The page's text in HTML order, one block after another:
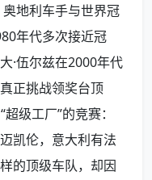
地利车手与世界冠
年代多次接近冠
·伍尔兹在2000年代
正挑战领奖台顶
级工厂”的竞赛：
凯伦，意大利有法
的顶级车队，却因